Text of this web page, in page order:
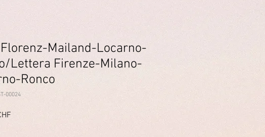
Mailand-Locarno-
Lettera Firenze-Milano-
Ronco
00024